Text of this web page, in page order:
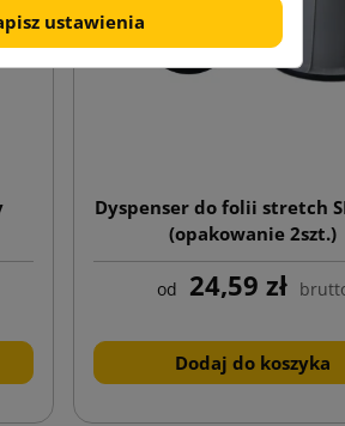
Dyspenser do folii stretch
(opakowanie 2szt.)
od 24,59 zł
Dodaj do koszyka
ustawienia